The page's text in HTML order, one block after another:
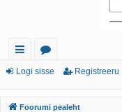
iirl
in
o
or
Logi sisse Registreeru
Foorumi pealeht